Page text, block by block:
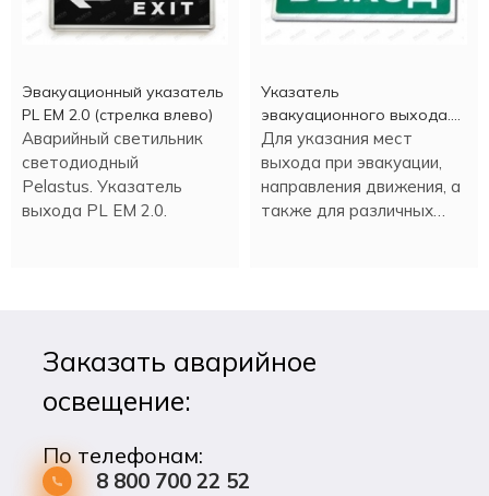
Эвакуационный указатель
PL EM 2.0 (стрелка влево)
Аварийный светильник
светодиодный
Pelastus. Указатель
выхода PL EM 2.0.
Указатель
эвакуационного выхода.
Выход
Для указания мест
выхода при эвакуации,
направления движения, а
также для различных
Заказать аварийное
освещение:
По телефонам:
8 800 700 22 52